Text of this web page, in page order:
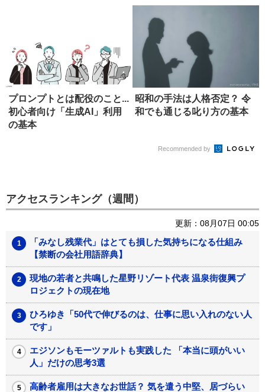
プロンプトとは配役のこと...
初心者向け「生成AI」利用
の基本
昭和の手法は人格否定？ 令
和でも通じる叱り方の基本
Recommended by
アクセスランキング（週間）
更新：08月07日 00:05
「みなし残業代」はとても損した気持ちになる仕組み
【禁断の会社用語辞典】
現地の若者と共鳴した星野リゾート代表 温泉街復興プ
ロジェクトの現在地
ひろゆき「50代で伸びるのは、仕事に思い入れのない人
です」
エジソンもモーツァルトも実践した 「本当に頭がいい
人」だけの思考3選
高齢者雇用は大きなお世話？ 気を遣う中堅、居づらい